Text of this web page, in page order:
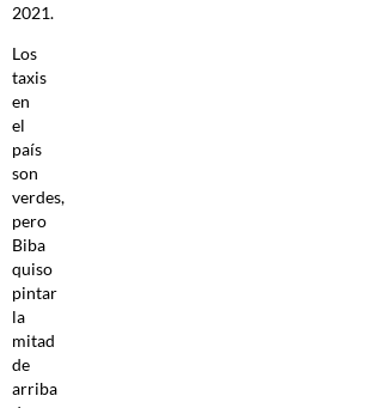
2021.
Los
taxis
en
el
país
son
verdes,
pero
Biba
quiso
pintar
la
mitad
de
arriba